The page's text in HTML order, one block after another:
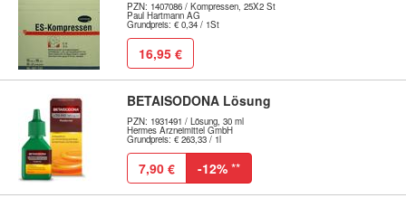
PZN: 1407086 / Kompressen, 25X2 St
Paul Hartmann AG
Grundpreis: € 0,34 / 1St
16,95 €
BETAISODONA Lösung
PZN: 1931491 / Lösung, 30 ml
Hermes Arzneimittel GmbH
Grundpreis: € 263,33 / 1l
7,90 € -12% **